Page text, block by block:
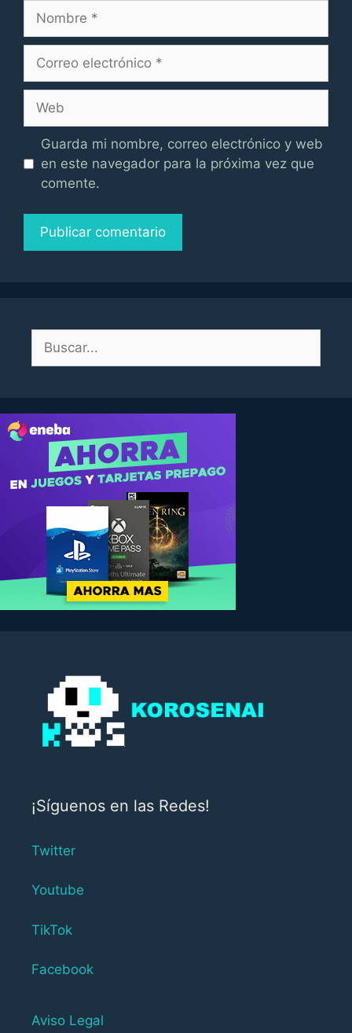
Nombre
Correo
Web
Guarda mi nombre, correo electrónico y web
en este navegador para la próxima vez que
comente.
¡Síguenos en las Redes!
Twitter
Youtube
TikTok
Facebook
Aviso Legal